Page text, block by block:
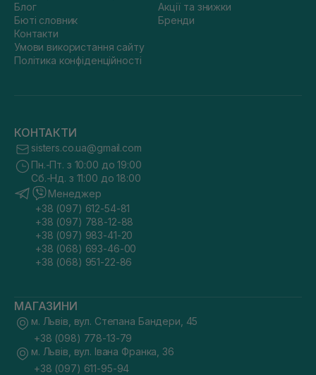
Блог
Бюті словник
Контакти
Умови використання сайту
Політика конфіденційності
Акції та знижки
Бренди
КОНТАКТИ
sisters.co.ua@gmail.com
Пн.-Пт. з 10:00 до 19:00
Сб.-Нд. з 11:00 до 18:00
Менеджер
+38 (097) 612-54-81
+38 (097) 788-12-88
+38 (097) 983-41-20
+38 (068) 693-46-00
+38 (068) 951-22-86
МАГАЗИНИ
м. Львів, вул. Степана Бандери, 45
+38 (098) 778-13-79
м. Львів, вул. Івана Франка, 36
+38 (097) 611-95-94